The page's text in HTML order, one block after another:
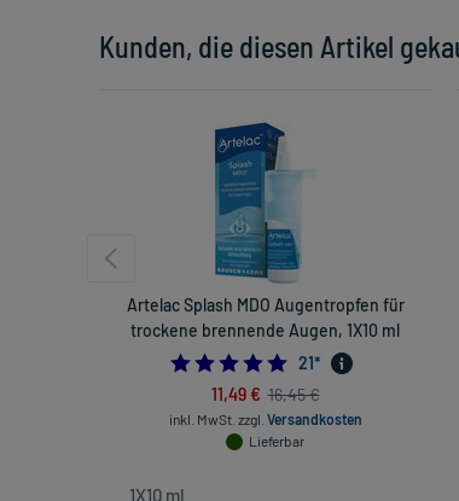
Kunden, die diesen Artikel
Artelac Splash MDO Augentropfen für
trockene brennende Augen, 1X10 ml
4.761904761904762
21*
11,49 € 16,45 €
inkl. MwSt. zzgl. Versandkosten
Lieferbar